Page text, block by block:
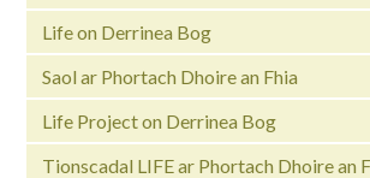
Life on Derrinea Bog
Saol ar Phortach Dhoire an Fhia
Life Project on Derrinea Bog
Tionscadal LIFE ar Phortach Dhoire an